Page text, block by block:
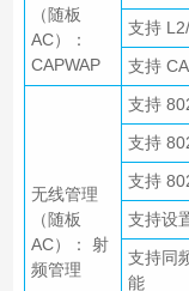
（随板
AC）：
CAPWAP
支持
支持
无线管理
（随板
AC）： 射
频管理
支持
支持
支持
支持设
支持同
能